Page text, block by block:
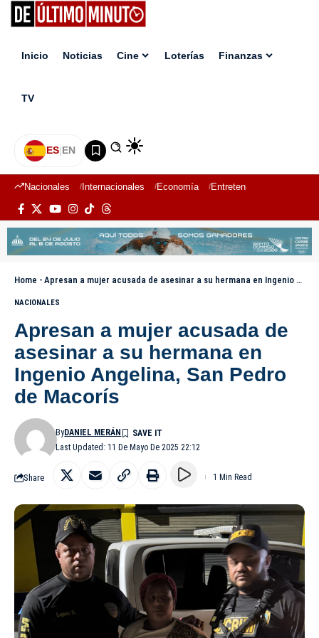
Inicio Noticias Cine Loterías Finanzas
TV
ES|EN
Nacionales Internacionales Economía Entretenimiento
Home - Apresan a mujer acusada de asesinar a su hermana en Ingenio Angelina, San Pedro de Macorís
NACIONALES
Apresan a mujer acusada de
asesinar a su hermana en
Ingenio Angelina, San Pedro
de Macorís
Last Updated: 11 De Mayo De 2025 22:12
ByDANIEL MERÁN
Share 1 Min Read